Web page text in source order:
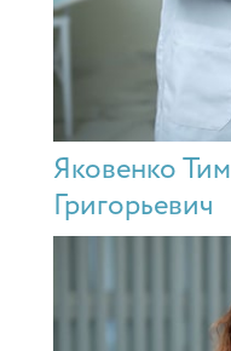
Яковенко
Григорьевич